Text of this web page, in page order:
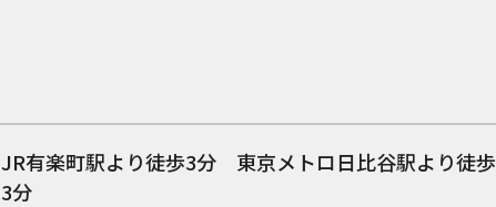
JR有楽町駅より徒歩3分 東京メトロ日比谷駅より徒歩
3分